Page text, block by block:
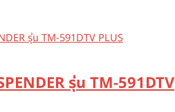
รุ่น TM-591DTV